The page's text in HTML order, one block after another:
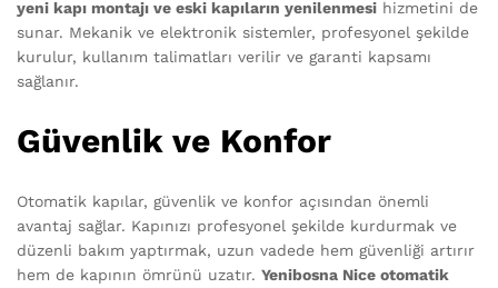
yeni kapı montajı ve eski kapıların yenilenmesi hizmetini de
sunar. Mekanik ve elektronik sistemler, profesyonel şekilde
kurulur, kullanım talimatları verilir ve garanti kapsamı
sağlanır.
Güvenlik ve Konfor
Otomatik kapılar, güvenlik ve konfor açısından önemli
avantaj sağlar. Kapınızı profesyonel şekilde kurdurmak ve
düzenli bakım yaptırmak, uzun vadede hem güvenliği artırır
hem de kapının ömrünü uzatır. Yenibosna Nice otomatik